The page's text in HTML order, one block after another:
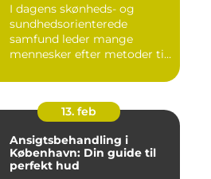
I dagens skønheds- og
sundhedsorienterede
samfund leder mange
mennesker efter metoder til
13. feb
Ansigtsbehandling i
København: Din guide til
perfekt hud